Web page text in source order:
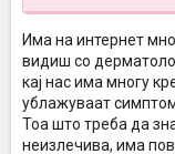
Има на интернет
видиш со
кај нас има многу
ублажуваат
Тоа што треба да
неизлечива, има